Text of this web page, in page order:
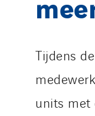
Tijdens
units met